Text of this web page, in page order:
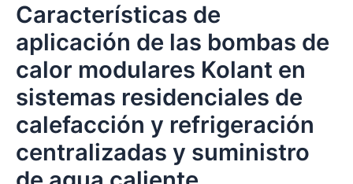
Russian
Arabic
Portuguese
Dutch
Norwegian
Características de
aplicación de las bombas de
calor modulares Kolant en
sistemas residenciales de
calefacción y refrigeración
centralizadas y suministro